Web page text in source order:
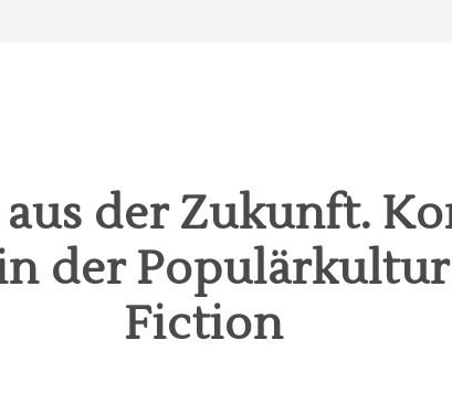
der Zukunft.
der
Fiction